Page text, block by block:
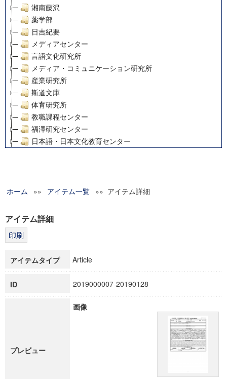
湘南藤沢
薬学部
日吉紀要
メディアセンター
言語文化研究所
メディア・コミュニケーション研究所
産業研究所
斯道文庫
体育研究所
教職課程センター
福澤研究センター
日本語・日本文化教育センター
グローバルリサーチインスティテュート
科学研究費補助金研究成果報告書
博士課程教育リーディングプログラム「超成熟社会発展のサ
ホーム »» アイテム一覧 »» アイテム詳細
アイテム詳細
アイテムタイプ Article
ID 2019000007-20190128
プレビュー
画像